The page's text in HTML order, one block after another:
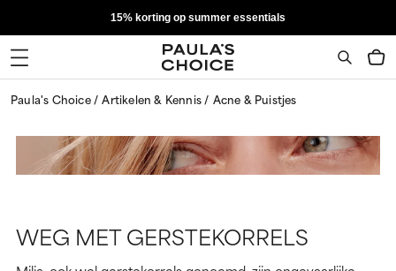
15% korting op summer essentials
Paula's Choice Artikelen & Kennis Acne & Puistjes
WEG MET GERSTEKORRELS